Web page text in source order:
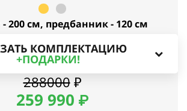
200 см, предбанник - 120 см
КОМПЛЕКТАЦИЮ
+ПОДАРКИ!
288000 ₽
259 990 ₽